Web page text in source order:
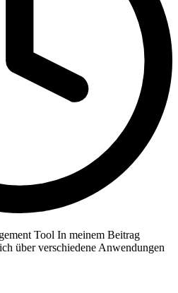
Tool In meinem Beitrag
über verschiedene Anwendungen